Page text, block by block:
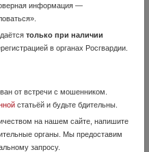
выпуска, сделанная из
сертификат имеется.
информация —
только при наличии
в органах Росгвардии.
от встречи с мошенником.
статьёй и будьте бдительны.
на нашем сайте, напишите
органы. Мы предоставим
запросу.